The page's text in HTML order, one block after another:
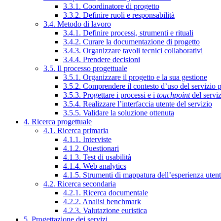
3.3.1. Coordinatore di progetto
3.3.2. Definire ruoli e responsabilità
3.4. Metodo di lavoro
3.4.1. Definire processi, strumenti e rituali
3.4.2. Curare la documentazione di progetto
3.4.3. Organizzare tavoli tecnici collaborativi
3.4.4. Prendere decisioni
3.5. Il processo progettuale
3.5.1. Organizzare il progetto e la sua gestione
3.5.2. Comprendere il contesto d’uso del servizio
3.5.3. Progettare i processi e i touchpointdel
3.5.4. Realizzare l’interfaccia utente del servizio
3.5.5. Validare la soluzione ottenuta
4. Ricerca progettuale
4.1. Ricerca primaria
4.1.1. Interviste
4.1.2. Questionari
4.1.3. Test di usabilità
4.1.4. Web analytics
4.1.5. Strumenti di mappatura dell’esperienza
4.2. Ricerca secondaria
4.2.1. Ricerca documentale
4.2.2. Analisi benchmark
4.2.3. Valutazione euristica
5. Progettazione dei servizi